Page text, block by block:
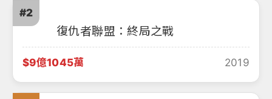
#2
復仇者聯盟：終局之戰
$9億1045萬 2019